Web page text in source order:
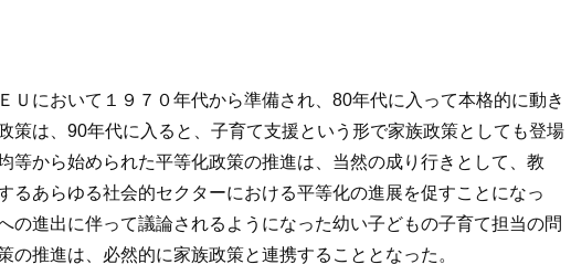
Ｕにおいて１９７０年代から準備され、80年代に入って本格的に動き
策は、90年代に入ると、子育て支援という形で家族政策としても登場
等から始められた平等化政策の推進は、当然の成り行きとして、教
るあらゆる社会的セクターにおける平等化の進展を促すことになっ
の進出に伴って議論されるようになった幼い子どもの子育て担当の問
の推進は、必然的に家族政策と連携することとなった。